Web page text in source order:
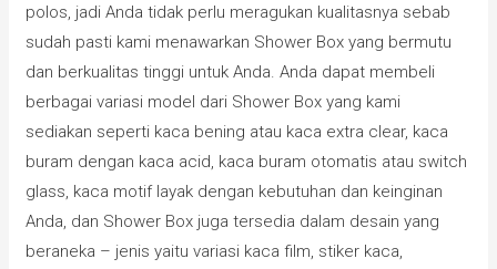
polos, jadi Anda tidak perlu meragukan kualitasnya sebab
sudah pasti kami menawarkan Shower Box yang bermutu
dan berkualitas tinggi untuk Anda. Anda dapat membeli
berbagai variasi model dari Shower Box yang kami
sediakan seperti kaca bening atau kaca extra clear, kaca
buram dengan kaca acid, kaca buram otomatis atau switch
glass, kaca motif layak dengan kebutuhan dan keinginan
Anda, dan Shower Box juga tersedia dalam desain yang
beraneka – jenis yaitu variasi kaca film, stiker kaca,